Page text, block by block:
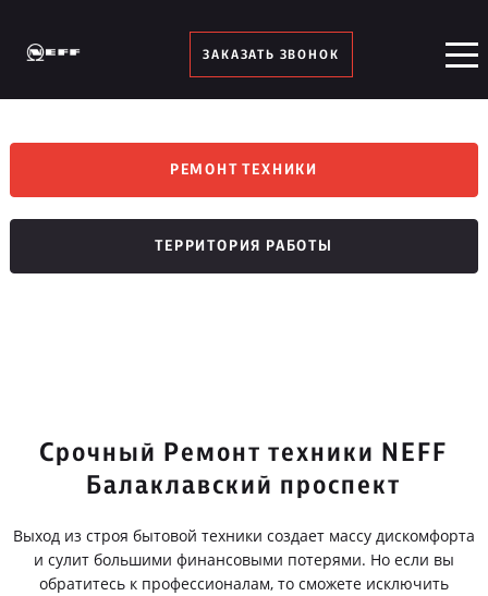
ЗАКАЗАТЬ ЗВОНОК
РЕМОНТ ТЕХНИКИ
ТЕРРИТОРИЯ РАБОТЫ
Срочный Ремонт техники NEFF
Балаклавский проспект
Выход из строя бытовой техники создает массу дискомфорта
и сулит большими финансовыми потерями. Но если вы
обратитесь к профессионалам, то сможете исключить